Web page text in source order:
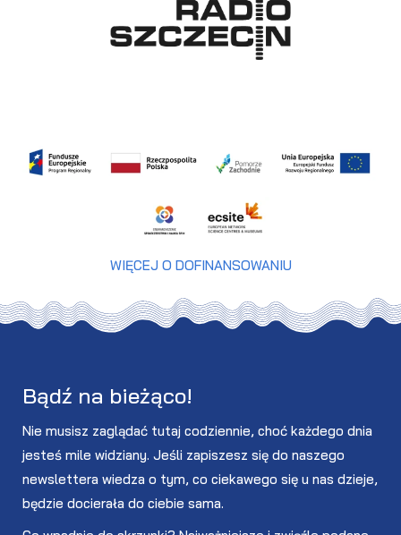
WIĘCEJ O DOFINANSOWANIU
Bądź na bieżąco!
Nie musisz zaglądać tutaj codziennie, choć każdego dnia
jesteś mile widziany. Jeśli zapiszesz się do naszego
newslettera wiedza o tym, co ciekawego się u nas dzieje,
będzie docierała do ciebie sama.